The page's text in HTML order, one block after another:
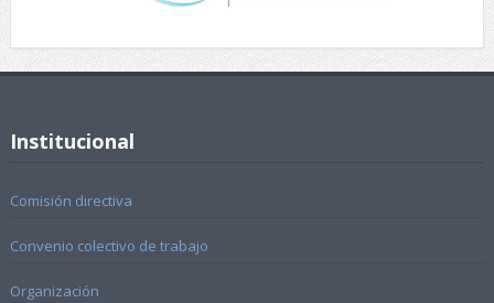
Institucional
Comisión directiva
Convenio colectivo de trabajo
Organización